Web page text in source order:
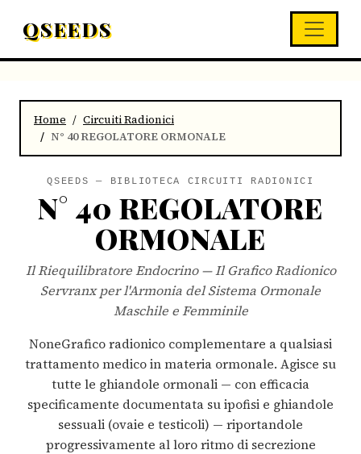
QSEEDS
Home
Circuiti Radionici
N° 40 REGOLATORE ORMONALE
QSEEDS — BIBLIOTECA CIRCUITI RADIONICI
N° 40 REGOLATORE
ORMONALE
Il Riequilibratore Endocrino — Il Grafico Radionico
Servranx per l'Armonia del Sistema Ormonale
Maschile e Femminile
NoneGrafico radionico complementare a qualsiasi
trattamento medico in materia ormonale. Agisce su
tutte le ghiandole ormonali — con efficacia
specificamente documentata su ipofisi e ghiandole
sessuali (ovaie e testicoli) — riportandole
progressivamente al loro ritmo di secrezione